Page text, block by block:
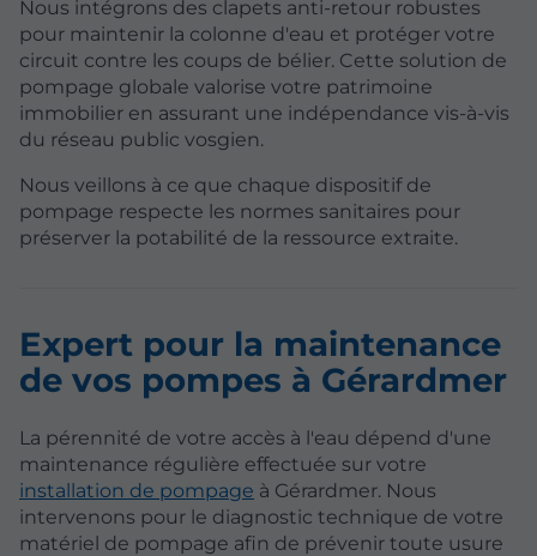
Nous intégrons des clapets anti-retour robustes
pour maintenir la colonne d'eau et protéger votre
circuit contre les coups de bélier. Cette solution de
pompage globale valorise votre patrimoine
immobilier en assurant une indépendance vis-à-vis
du réseau public vosgien.
Nous veillons à ce que chaque dispositif de
pompage respecte les normes sanitaires pour
préserver la potabilité de la ressource extraite.
Expert pour la maintenance
de vos pompes à Gérardmer
La pérennité de votre accès à l'eau dépend d'une
maintenance régulière effectuée sur votre
installation de pompage à Gérardmer. Nous
intervenons pour le diagnostic technique de votre
matériel de pompage afin de prévenir toute usure